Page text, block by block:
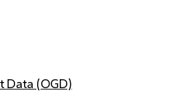
Data (OGD)